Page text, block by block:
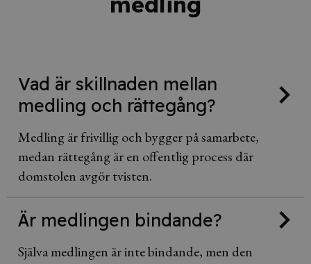
Vad är skillnaden mellan
medling och rättegång?
Medling är frivillig och bygger på samarbete,
medan rättegång är en offentlig process där
domstolen avgör tvisten.
Är medlingen bindande?
Själva medlingen är inte bindande, men den